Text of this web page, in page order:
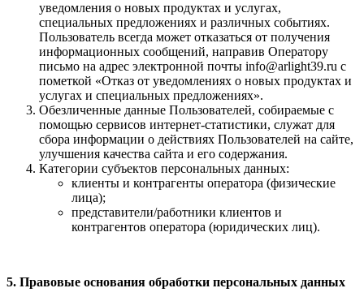
уведомления о новых продуктах и услугах,
специальных предложениях и различных событиях.
Пользователь всегда может отказаться от получения
информационных сообщений, направив Оператору
письмо на адрес электронной почты info@arlight39.ru с
пометкой «Отказ от уведомлениях о новых продуктах и
услугах и специальных предложениях».
Обезличенные данные Пользователей, собираемые с
помощью сервисов интернет-статистики, служат для
сбора информации о действиях Пользователей на сайте,
улучшения качества сайта и его содержания.
Категории субъектов персональных данных:
клиенты и контрагенты оператора (физические
лица);
представители/работники клиентов и
контрагентов оператора (юридических лиц).
5. Правовые основания обработки персональных данных